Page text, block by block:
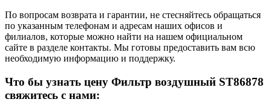
По вопросам возврата и гарантии, не стесняйтесь обращаться
по указанным телефонам и адресам наших офисов и
филиалов, которые можно найти на нашем официальном
сайте в разделе контакты. Мы готовы предоставить вам всю
необходимую информацию и поддержку.
Что бы узнать цену Фильтр воздушный ST86878
свяжитесь с нами: